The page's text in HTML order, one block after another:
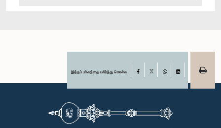
இந்தப் பக்கத்தை பகிர்ந்து கொள்க Facebook